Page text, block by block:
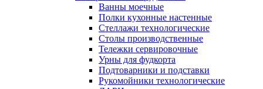
Ванны моечные
Полки кухонные настенные
Стеллажи технологические
Столы производственные
Тележки сервировочные
Урны для фудкорта
Подтоварники и подставки
Рукомойники технологические